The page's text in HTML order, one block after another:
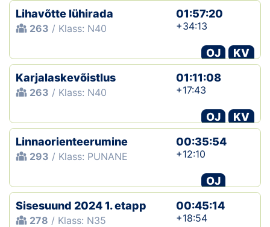
Lihavõtte lühirada
263 / Klass: N40
01:57:20
+34:13
OJ
KV
Karjalaskevõistlus
263 / Klass: N40
01:11:08
+17:43
OJ
KV
Linnaorienteerumine
293 / Klass: PUNANE
00:35:54
+12:10
OJ
Sisesuund 2024 1. etapp
278 / Klass: N35
00:45:14
+18:54